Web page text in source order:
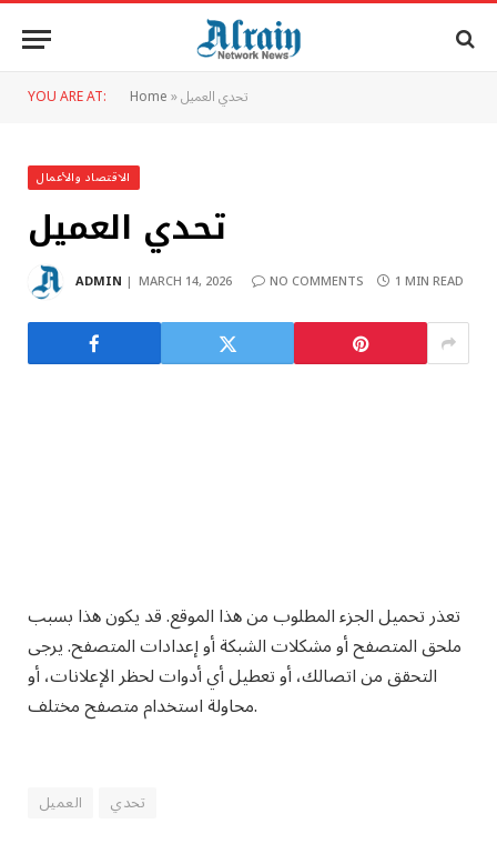
YOU ARE AT: Home»تحدي العميل
الاقتصاد والأعمال
تحدي العميل
ADMIN MARCH 14, 2026 NO COMMENTS 1 MIN READ
تعذر تحميل الجزء المطلوب من هذا الموقع. قد يكون هذا بسبب
ملحق المتصفح أو مشكلات الشبكة أو إعدادات المتصفح. يرجى
التحقق من اتصالك، أو تعطيل أي أدوات لحظر الإعلانات، أو
محاولة استخدام متصفح مختلف.
العميل تحدي